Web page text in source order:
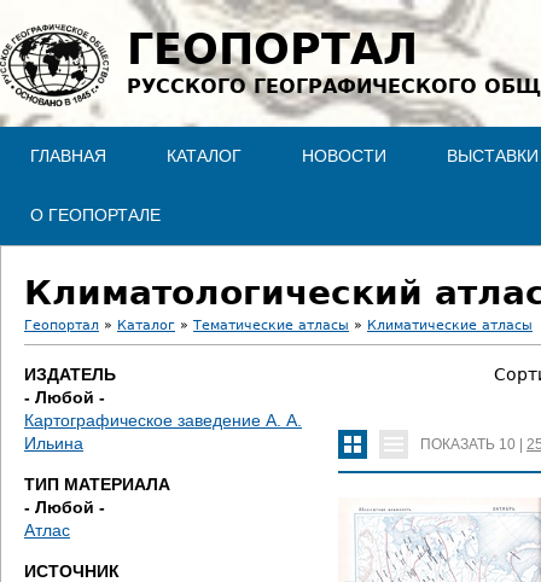
Jump to navigation
ГЕОПОРТАЛ
РУССКОГО ГЕОГРАФИЧЕСКОГО
ГЛАВНАЯ КАТАЛОГ НОВОСТИ ВЫСТАВКИ
О ГЕОПОРТАЛЕ
Климатологический
В
ы
з
д
Геопортал » Каталог » Тематические атласы » Климатические атласы
ИЗДАТЕЛЬ
- Любой -
Картографическое заведение А. А.
Ильина
ТИП МАТЕРИАЛА
- Любой -
Атлас
ИСТОЧНИК
ПОКАЗАТЬ 10